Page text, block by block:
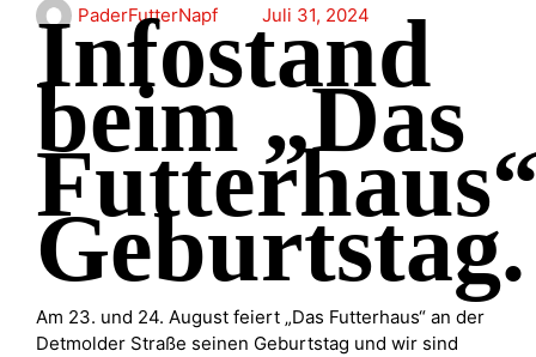
PaderFutterNapf Juli 31, 2024
Infostand
beim „Das
Geburtstag.
Am 23. und 24. August feiert „Das Futterhaus“ an der
Detmolder Straße seinen Geburtstag und wir sind